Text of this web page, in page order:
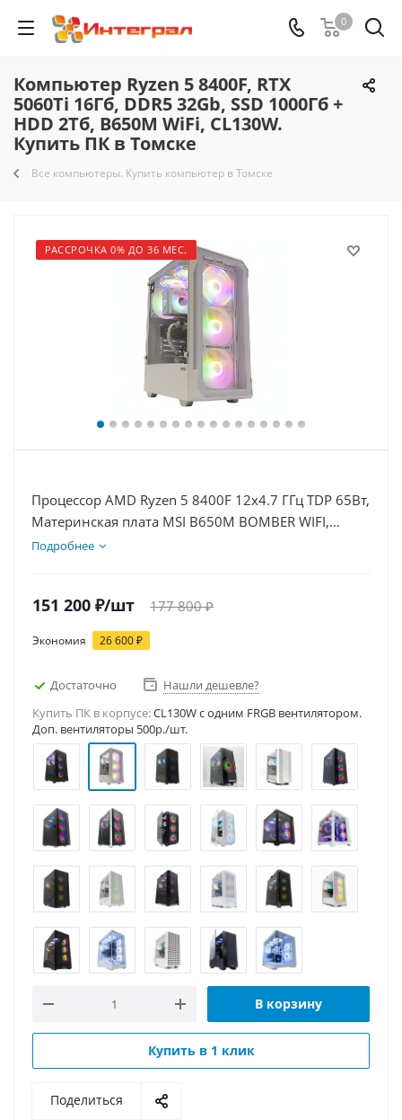
0
Компьютер Ryzen 5 8400F, RTX
5060Ti 16Гб, DDR5 32Gb, SSD 1000Гб +
HDD 2Тб, B650M WiFi, CL130W.
Купить ПК в Томске
Все компьютеры. Купить компьютер в Томске
РАССРОЧКА 0% ДО 36 МЕС.
Процессор AMD Ryzen 5 8400F 12x4.7 ГГц TDP 65Вт,
Материнская плата MSI B650M BOMBER WIFI,
Видеокарта RTX 5060Ti 16Гб, Память DDR5 32Gb,
Подробнее
151 200 ₽/шт 177 800₽
Экономия 26 600₽
Достаточно
Нашли дешевле?
Купить ПК в корпусе:CL130W c одним FRGB вентилятором.
Доп. вентиляторы 500р./шт.
В корзину
Купить в 1 клик
Поделиться